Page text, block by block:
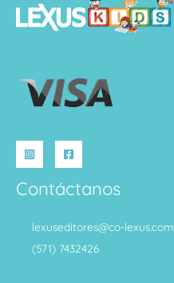
Contáctanos
lexuseditores@co-lexus.com
(571) 7432426